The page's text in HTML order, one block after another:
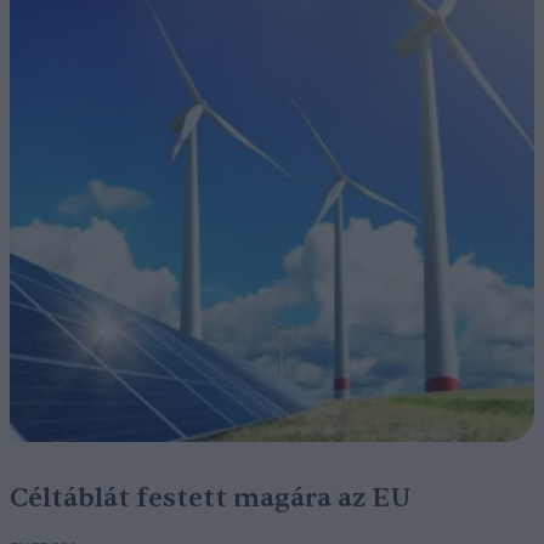
Céltáblát festett magára az EU